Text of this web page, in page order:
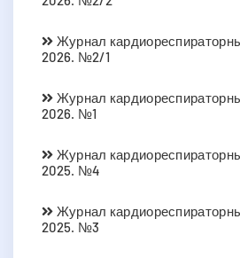
Журнал
2026. №2/1
Журнал
2026. №1
Журнал
2025. №4
Журнал
2025. №3